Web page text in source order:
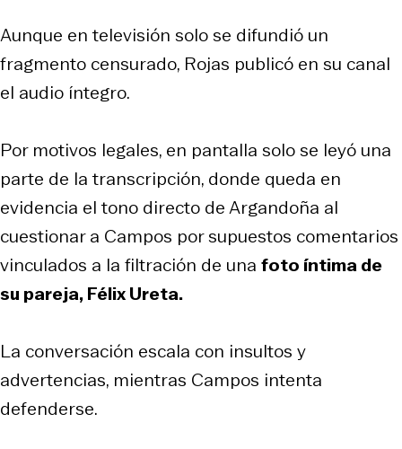
Aunque en televisión solo se difundió un
fragmento censurado, Rojas publicó en su canal
el audio íntegro.
Por motivos legales, en pantalla solo se leyó una
parte de la transcripción, donde queda en
evidencia el tono directo de Argandoña al
cuestionar a Campos por supuestos comentarios
vinculados a la filtración de una foto íntima de
su pareja, Félix Ureta.
La conversación escala con insultos y
advertencias, mientras Campos intenta
defenderse.